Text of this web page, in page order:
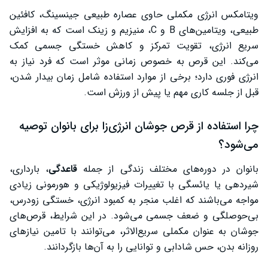
ویتامکس انرژی مکملی حاوی عصاره طبیعی جینسینگ، کافئین
طبیعی، ویتامین‌های B و C، منیزیم و زینک است که به افزایش
سریع انرژی، تقویت تمرکز و کاهش خستگی جسمی کمک
می‌کند. این قرص به خصوص زمانی موثر است که فرد نیاز به
انرژی فوری دارد؛ برخی از موارد استفاده شامل زمان بیدار شدن،
قبل از جلسه کاری مهم یا پیش از ورزش است.
چرا استفاده از قرص جوشان انرژی‌زا برای بانوان توصیه
می‌شود؟
بانوان در دوره‌های مختلف زندگی از جمله قاعدگی، بارداری،
شیردهی یا یائسگی با تغییرات فیزیولوژیکی و هورمونی زیادی
مواجه می‌باشند که اغلب منجر به کمبود انرژی، خستگی زودرس،
بی‌حوصلگی و ضعف جسمی می‌شود. در این شرایط، قرص‌های
جوشان به عنوان مکملی سریع‌الاثر، می‌توانند با تامین نیازهای
روزانه بدن، حس شادابی و توانایی را به آن‌ها بازگردانند.